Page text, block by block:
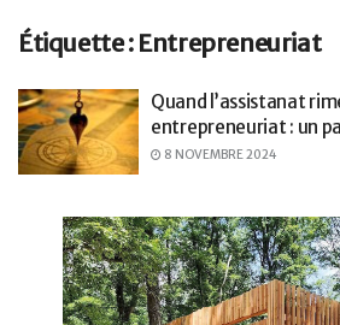
Étiquette : Entrepreneuriat
Quand l’assistanat
entrepreneuriat : un
8 NOVEMBRE 2024